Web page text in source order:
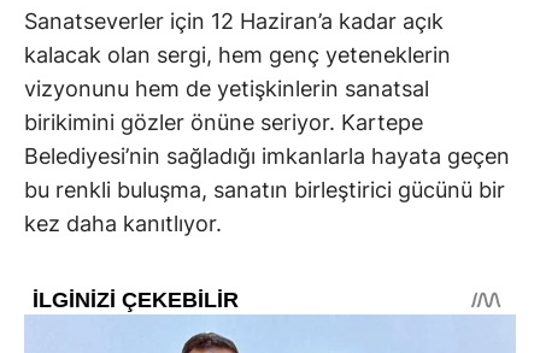
Sanatseverler için 12 Haziran’a kadar açık
kalacak olan sergi, hem genç yeteneklerin
vizyonunu hem de yetişkinlerin sanatsal
birikimini gözler önüne seriyor. Kartepe
Belediyesi’nin sağladığı imkanlarla hayata geçen
bu renkli buluşma, sanatın birleştirici gücünü bir
kez daha kanıtlıyor.